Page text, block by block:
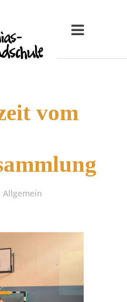
vom
Allgemein